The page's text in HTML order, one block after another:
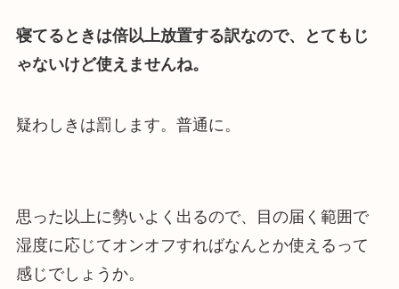
寝てるときは倍以上放置する訳なので、とてもじ
ゃないけど使えませんね。
疑わしきは罰します。普通に。
思った以上に勢いよく出るので、目の届く範囲で
湿度に応じてオンオフすればなんとか使えるって
感じでしょうか。